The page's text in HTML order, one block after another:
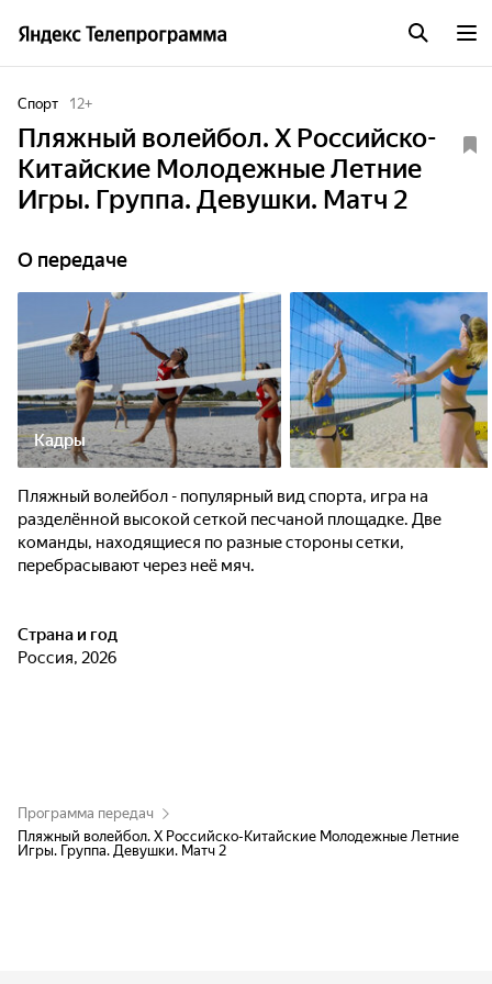
Спорт 12+
Пляжный волейбол. Х Российско-
Китайские Молодежные Летние
Игры. Группа. Девушки. Матч 2
О передаче
Кадры
Пляжный волейбол - популярный вид спорта, игра на
разделённой высокой сеткой песчаной площадке. Две
команды, находящиеся по разные стороны сетки,
перебрасывают через неё мяч.
Страна и год
Россия, 2026
Программа передач
Пляжный волейбол. Х Российско-Китайские Молодежные Летние
Игры. Группа. Девушки. Матч 2